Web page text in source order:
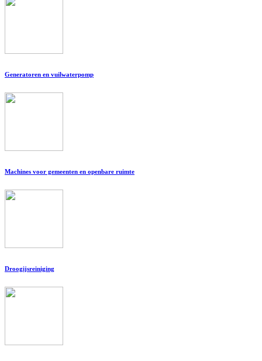
Generatoren en vuilwaterpomp
Machines voor gemeenten en openbare ruimte
Droogijsreiniging